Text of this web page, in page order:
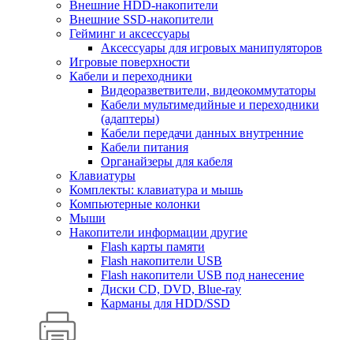
Внешние HDD-накопители
Внешние SSD-накопители
Гейминг и аксессуары
Аксессуары для игровых манипуляторов
Игровые поверхности
Кабели и переходники
Видеоразветвители, видеокоммутаторы
Кабели мультимедийные и переходники
(адаптеры)
Кабели передачи данных внутренние
Кабели питания
Органайзеры для кабеля
Клавиатуры
Комплекты: клавиатура и мышь
Компьютерные колонки
Мыши
Накопители информации другие
Flash карты памяти
Flash накопители USB
Flash накопители USB под нанесение
Диски CD, DVD, Blue-ray
Карманы для HDD/SSD